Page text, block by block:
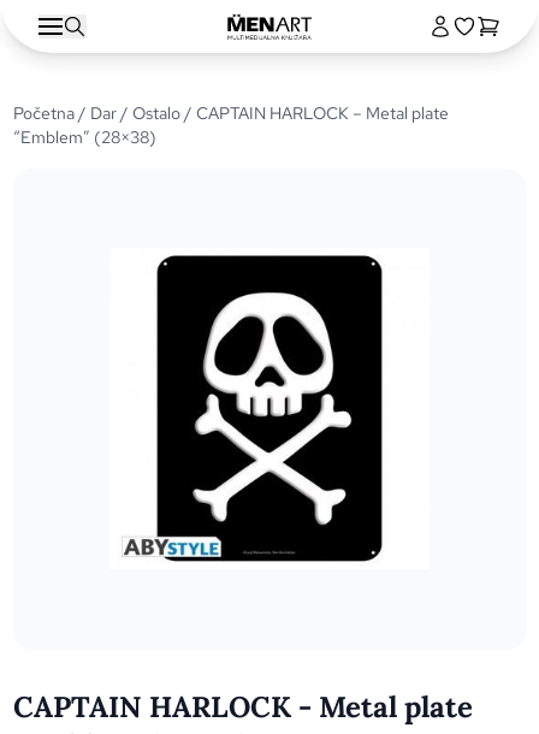
Početna/ Dar/Ostalo/ CAPTAIN HARLOCK – Metal plate
“Emblem” (28×38)
CAPTAIN HARLOCK - Metal plate